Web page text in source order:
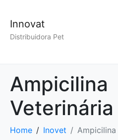
Innovat
Distribuidora Pet
Ampicilina
Home Inovet Ampicilina